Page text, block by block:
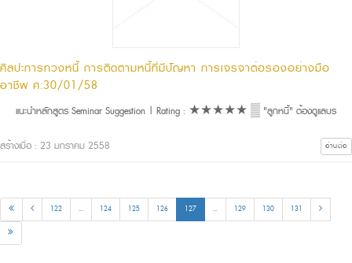
ศิลปะการทวงหนี้ การติดตามหนี้ที่มีปัญหา การเจรจาต่อรองอย่างมือ
อาชีพ ศ.30/01/58
แนะนำหลักสูตร Seminar Suggestion | Rating : ★★★★★ ▒ "ลูกหนี้" ต้องดูแลบร
สร้างเมื่อ : 23 มกราคม 2558 อ่านต่อ
122 ... 124 125 126 127 ... 129 130 131